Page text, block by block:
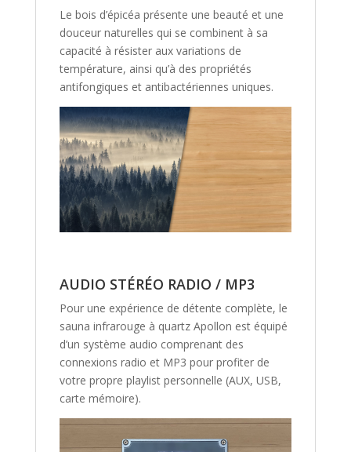
Le bois d’épicéa présente une beauté et une
douceur naturelles qui se combinent à sa
capacité à résister aux variations de
température, ainsi qu’à des propriétés
antifongiques et antibactériennes uniques.
AUDIO STÉRÉO RADIO / MP3
Pour une expérience de détente complète, le
sauna infrarouge à quartz Apollon est équipé
d’un système audio comprenant des
connexions radio et MP3 pour profiter de
votre propre playlist personnelle (AUX, USB,
carte mémoire).